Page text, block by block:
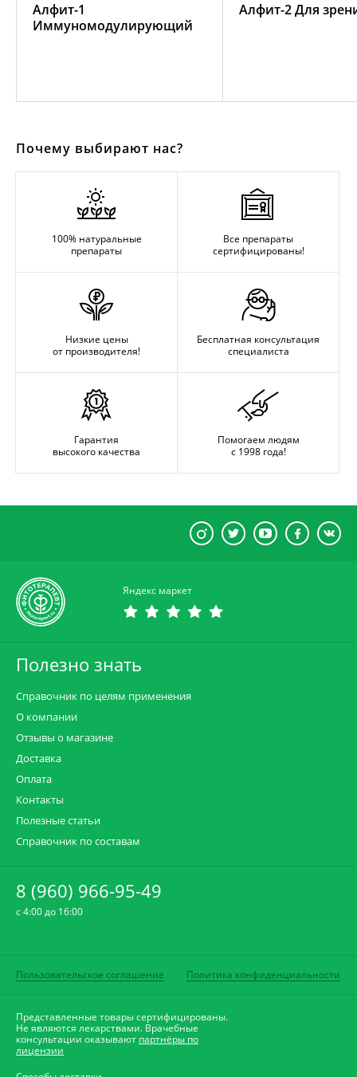
Алфит-1
Иммуномодулирующий
Алфит-2 Для
Почему выбирают нас?
100% натуральные
препараты
Все препараты
сертифицированы!
Низкие цены
от производителя!
Бесплатная консультация
специалиста
Гарантия
высокого качества
Помогаем людям
с 1998 года!
Яндекс маркет
Полезно знать
Справочник по целям применения
О компании
Отзывы о магазине
Доставка
Оплата
Контакты
Полезные статьи
Справочник по составам
8 (960) 966-95-49
c 4:00 до 16:00
Пользовательское соглашение Политика конфиденциальности
Представленные товары сертифицированы.
Не являются лекарствами. Врачебные
консультации оказывают партнёры по
лицензии